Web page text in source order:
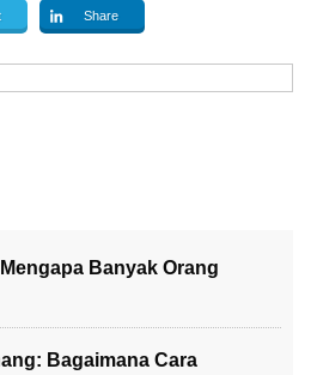
Share
Banyak Orang
Bagaimana Cara